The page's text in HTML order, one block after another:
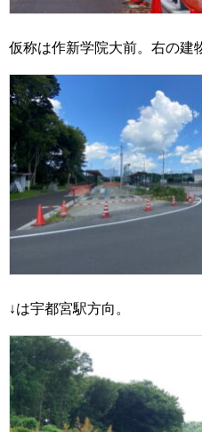
仮称は作新学院大前。右の建
↓は宇都宮駅方向。